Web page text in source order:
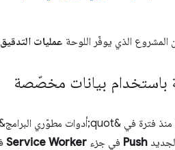
المشروع الذي يوفّر اللوحة عمليات التدقيق
باستخدام بيانات مخصّصة
Push في جزء Service Worker